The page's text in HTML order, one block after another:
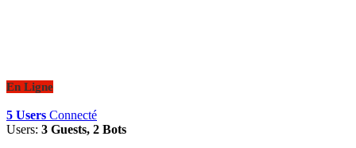
En Ligne
5 Users Connecté
Users: 3 Guests, 2 Bots